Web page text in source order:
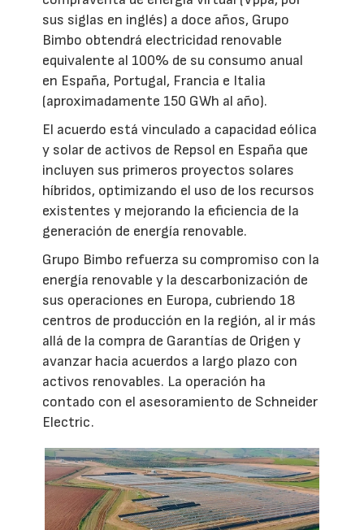
sus siglas en inglés) a doce años, Grupo
Bimbo obtendrá electricidad renovable
equivalente al 100% de su consumo anual
en España, Portugal, Francia e Italia
(aproximadamente 150 GWh al año).
El acuerdo está vinculado a capacidad eólica
y solar de activos de Repsol en España que
incluyen sus primeros proyectos solares
híbridos, optimizando el uso de los recursos
existentes y mejorando la eficiencia de la
generación de energía renovable.
Grupo Bimbo refuerza su compromiso con la
energía renovable y la descarbonización de
sus operaciones en Europa, cubriendo 18
centros de producción en la región, al ir más
allá de la compra de Garantías de Origen y
avanzar hacia acuerdos a largo plazo con
activos renovables. La operación ha
contado con el asesoramiento de Schneider
Electric.